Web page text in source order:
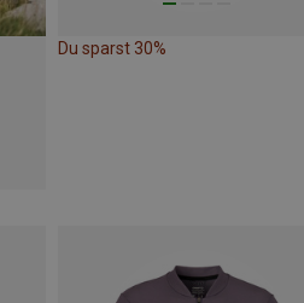
Du sparst 30%